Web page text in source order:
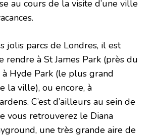
au cours de la visite d’une ville
jolis parcs de Londres, il est
rendre à St James Park (près du
à Hyde Park (le plus grand
la ville), ou encore, à
C’est d’ailleurs au sein de
vous retrouverez le Diana
une très grande aire de